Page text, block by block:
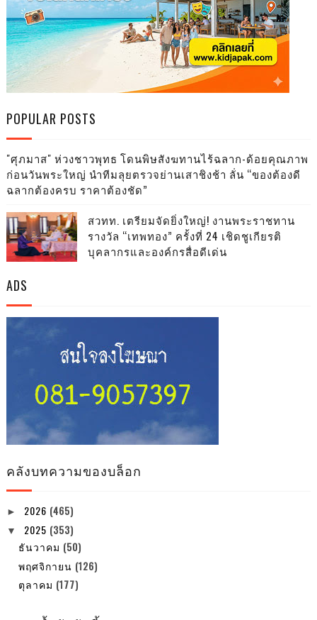
POPULAR POSTS
"ศุภมาส" ห่วงชาวพุทธ โดนพิษสังฆทานไร้ฉลาก-ด้อยคุณภาพ
ก่อนวันพระใหญ่ นำทีมลุยตรวจย่านเสาชิงช้า ลั่น “ของต้องดี
ฉลากต้องครบ ราคาต้องชัด”
สวทท. เตรียมจัดยิ่งใหญ่! งานพระราชทาน
รางวัล “เทพทอง” ครั้งที่ 24 เชิดชูเกียรติ
บุคลากรและองค์กรสื่อดีเด่น
ADS
คลังบทความของบล็อก
► 2026 (465)
▼ 2025 (353)
ธันวาคม (50)
พฤศจิกายน (126)
ตุลาคม (177)